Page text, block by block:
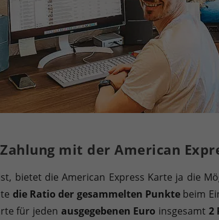
mit der American
bietet die American Express Karte ja die
die Ratio der gesammelten Punktebeim
für jeden ausgegebenen Euro insgesamt 2